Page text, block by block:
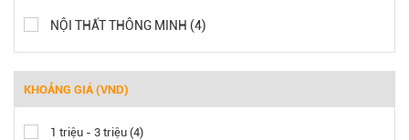
NỘI THẤT THÔNG MINH (4)
KHOẢNG GIÁ (VND)
1 triệu - 3 triệu (4)